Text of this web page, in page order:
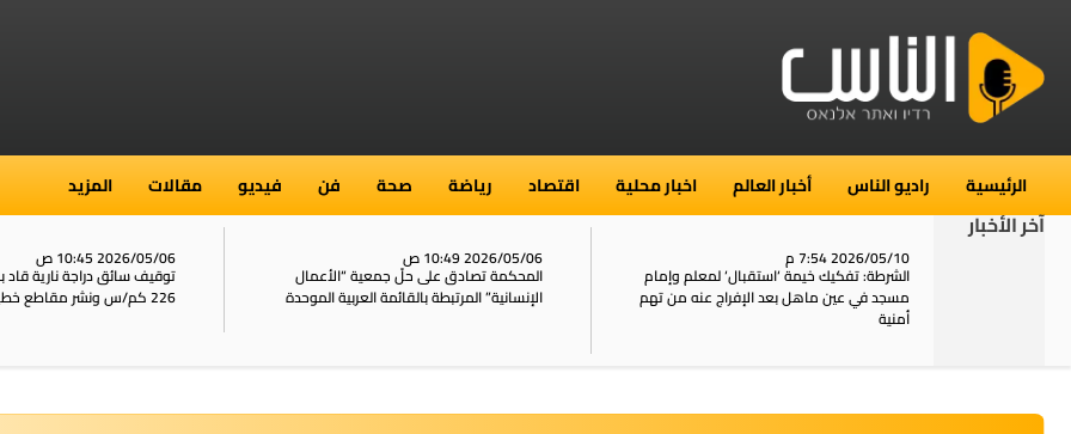
الرئيسية راديو الناس أخبار العالم اخبار محلية اقتصاد رياضة صحة فن فيديو مقالات المزيد
آخر الأخبار
2026/05/10 7:54 م
الشرطة: تفكيك خيمة ‘استقبال‘ لمعلم وإمام
مسجد في عين ماهل بعد الإفراج عنه من تهم
أمنية
2026/05/06 10:49 ص
المحكمة تصادق على حلّ جمعية “الأعمال
الإنسانية” المرتبطة بالقائمة العربية الموحدة
2026/05/06 10:45 ص
توقيف سائق دراجة نارية
226 كم/س ونشر مقاطع خطيرة على الشبكات